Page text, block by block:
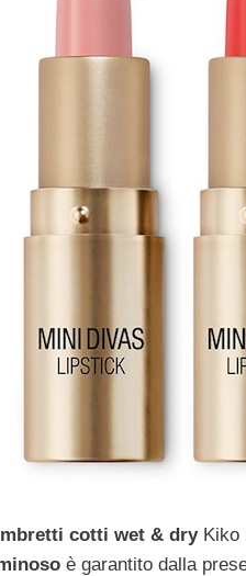
cotti wet & dryKiko
è garantito dalla